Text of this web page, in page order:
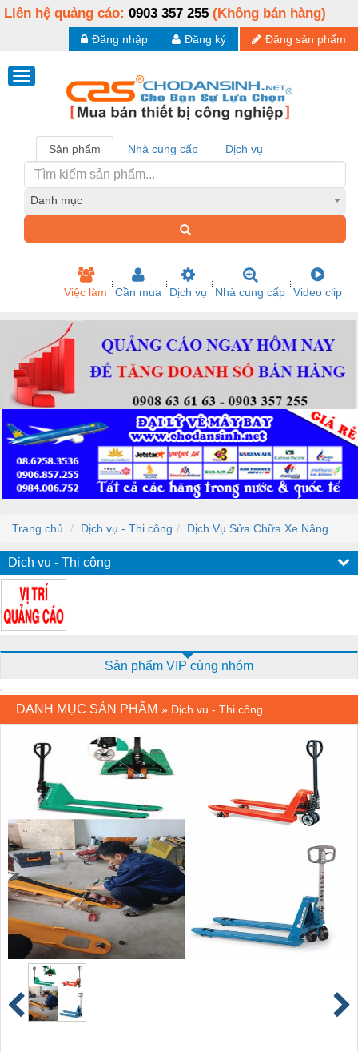
Liên hệ quảng cáo: 0903 357 255 (Không bán hàng)
Đăng sản phẩm
Đăng ký
Đăng nhập
Sản phẩm Nhà cung cấp Dịch vụ
Danh mục
Việc làm Cần mua Dịch vụ Nhà cung cấp Video clip
Trang chủ Dịch vụ - Thi công Dịch Vụ Sửa Chữa Xe Nâng
Dịch vụ - Thi công
Sản phẩm VIP cùng nhóm
DANH MỤC SẢN PHẨM » Dịch vụ - Thi công